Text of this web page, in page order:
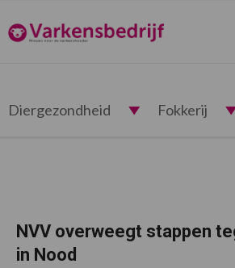
de
hoofdnavigatie
de
hoofd
de
eerste
de
voettekst
Varkensbedrijf.nl
Diergezondheid Fokkerij
NVV overweegt stappen
in Nood